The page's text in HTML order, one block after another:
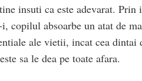
insuti ca este adevarat. Prin
copilul absoarbe un atat de
ale vietii, incat cea dintai
sa le dea pe toate afara.